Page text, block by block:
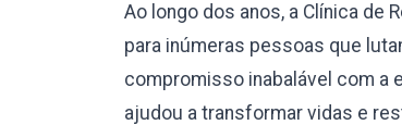
Ao longo dos anos, a Clínica de
para inúmeras pessoas que
compromisso inabalável com a
ajudou a transformar vidas e